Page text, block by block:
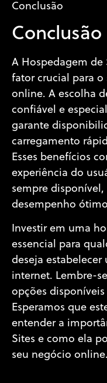
Conclusão
Conclusão
A Hospedagem de
fator crucial para o
online. A escolha
confiável e
garante
carregamento
Esses benefícios
experiência do
sempre
desempenho
Investir em uma
essencial para
deseja estabelecer
internet. Lembre-
opções
Esperamos que
entender a
Sites e como ela
seu negócio online.